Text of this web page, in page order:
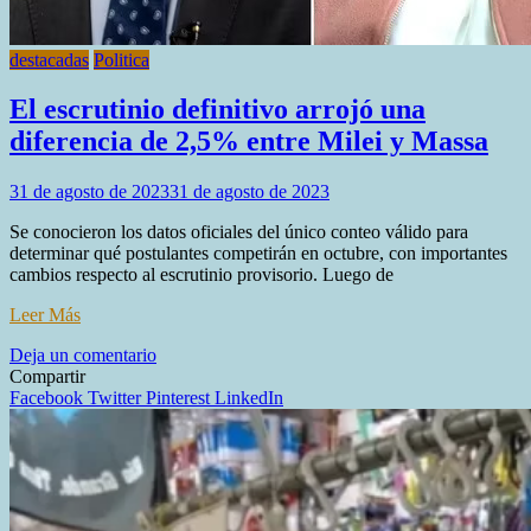
destacadas Politica
El escrutinio definitivo arrojó una
diferencia de 2,5% entre Milei y Massa
31 de agosto de 202331 de agosto de 2023
Se conocieron los datos oficiales del único conteo válido para
determinar qué postulantes competirán en octubre, con importantes
cambios respecto al escrutinio provisorio. Luego de
Leer Más
Deja un comentarioen
escrutinio
definitivo
arrojó
una
diferencia
de
2,5%
Compartir
Facebook TwitterPinterest LinkedIn